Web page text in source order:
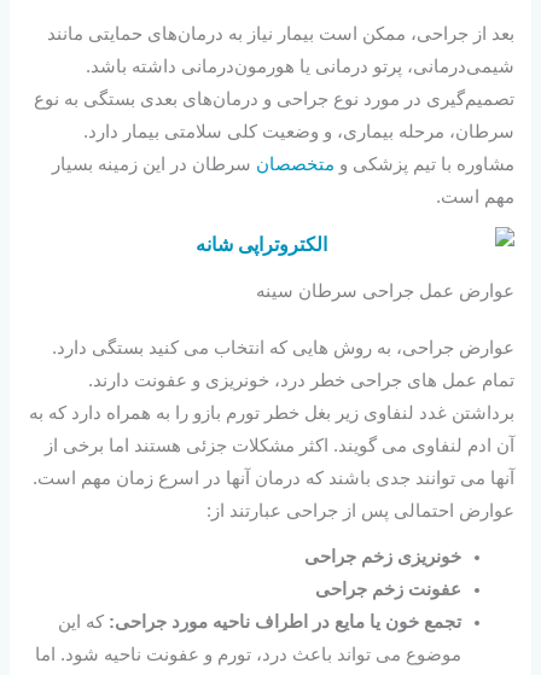
بعد از جراحی، ممکن است بیمار نیاز به درمان‌های حمایتی مانند
شیمی‌درمانی، پرتو درمانی یا هورمون‌درمانی داشته باشد.
تصمیم‌گیری در مورد نوع جراحی و درمان‌های بعدی بستگی به نوع
سرطان، مرحله بیماری، و وضعیت کلی سلامتی بیمار دارد.
مشاوره با تیم پزشکی و متخصصان سرطان در این زمینه بسیار
مهم است.
عوارض عمل جراحی سرطان سینه
عوارض جراحی، به روش هایی که انتخاب می کنید بستگی دارد.
تمام عمل های جراحی خطر درد، خونریزی و عفونت دارند.
برداشتن غدد لنفاوی زیر بغل خطر تورم بازو را به همراه دارد که به
آن ادم لنفاوی می گویند. اکثر مشکلات جزئی هستند اما برخی از
آنها می توانند جدی باشند که درمان آنها در اسرع زمان مهم است.
عوارض احتمالی پس از جراحی عبارتند از:
خونریزی زخم جراحی
عفونت زخم جراحی
تجمع خون یا مایع در اطراف ناحیه مورد جراحی: که این
موضوع می تواند باعث درد، تورم و عفونت ناحیه شود. اما